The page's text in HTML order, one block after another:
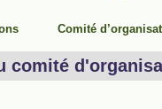
Comité
comité